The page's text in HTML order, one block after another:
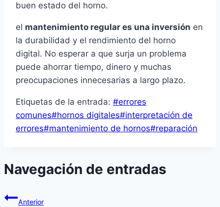
buen estado del horno.
el mantenimiento regular es una inversión en
la durabilidad y el rendimiento del horno
digital. No esperar a que surja un problema
puede ahorrar tiempo, dinero y muchas
preocupaciones innecesarias a largo plazo.
Etiquetas de la entrada: #errores
comunes#hornos digitales#interpretación de
errores#mantenimiento de hornos#reparación
Navegación de entradas
Anterior